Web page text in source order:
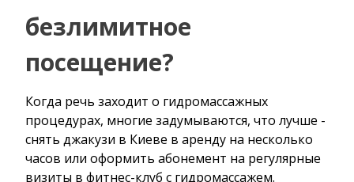
безлимитное
посещение?
Когда речь заходит о гидромассажных
процедурах, многие задумываются, что лучше -
снять джакузи в Киеве в аренду на несколько
часов или оформить абонемент на регулярные
визиты в фитнес-клуб с гидромассажем.